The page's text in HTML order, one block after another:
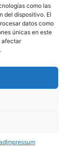
como las
del dispositivo. El
datos como
únicas en este
afectar
Impressum